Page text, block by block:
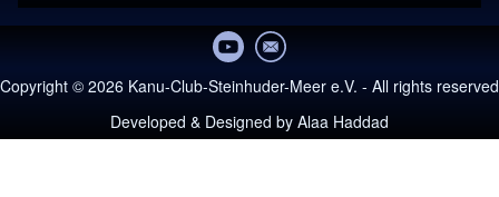
Copyright © 2026 Kanu-Club-Steinhuder-Meer e.V. - All rights reserved
Developed & Designed by Alaa Haddad